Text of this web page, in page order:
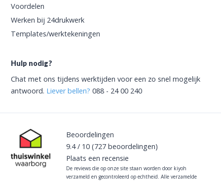
Voordelen
Werken bij 24drukwerk
Templates/werktekeningen
Hulp nodig?
Chat met ons tijdens werktijden voor een zo snel mogelijk
antwoord. Liever bellen? 088 - 24 00 240
Beoordelingen
9.4/ 10 (727 beoordelingen)
Plaats een recensie
De reviews die op onze site staan worden door kiyoh
verzameld en gecontroleerd op echtheid. Alle verzamelde